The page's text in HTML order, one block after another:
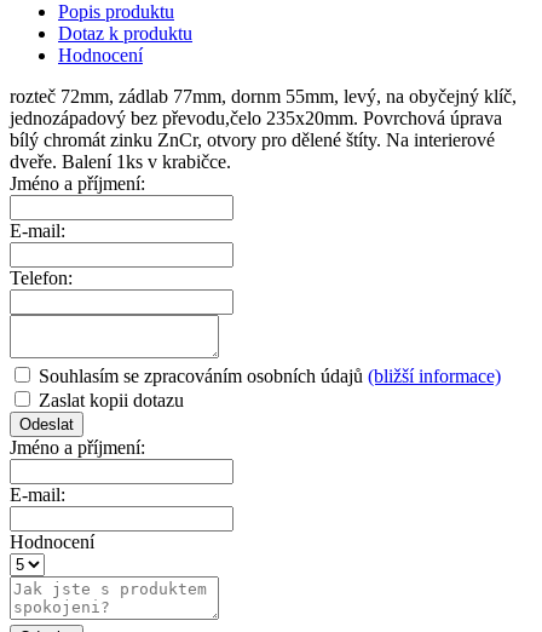
Popis produktu
Dotaz k produktu
Hodnocení
rozteč 72mm, zádlab 77mm, dornm 55mm, levý, na obyčejný klíč,
jednozápadový bez převodu,čelo 235x20mm. Povrchová úprava
bílý chromát zinku ZnCr, otvory pro dělené štíty. Na interierové
dveře. Balení 1ks v krabičce.
Jméno a příjmení:
E-mail:
Telefon:
Souhlasím se zpracováním osobních údajů (bližší informace)
Zaslat kopii dotazu
Jméno a příjmení:
E-mail:
Hodnocení